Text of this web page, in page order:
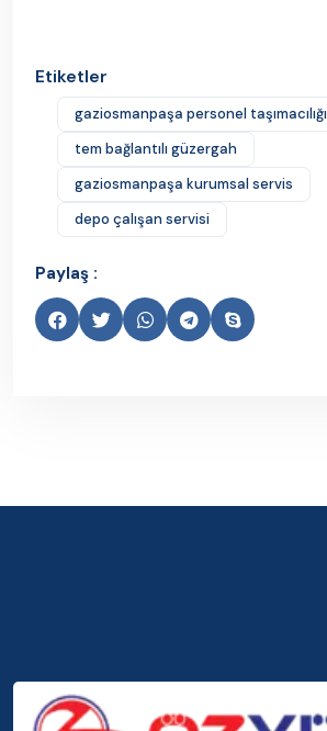
Etiketler
gaziosmanpaşa personel taşımacılığı
tem bağlantılı güzergah
gaziosmanpaşa kurumsal servis
depo çalışan servisi
Paylaş :